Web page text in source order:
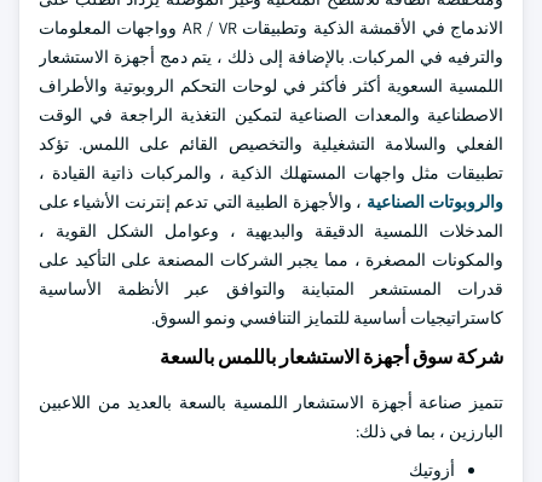
الاندماج في الأقمشة الذكية وتطبيقات AR / VR وواجهات المعلومات
والترفيه في المركبات. بالإضافة إلى ذلك ، يتم دمج أجهزة الاستشعار
اللمسية السعوية أكثر فأكثر في لوحات التحكم الروبوتية والأطراف
الاصطناعية والمعدات الصناعية لتمكين التغذية الراجعة في الوقت
الفعلي والسلامة التشغيلية والتخصيص القائم على اللمس. تؤكد
تطبيقات مثل واجهات المستهلك الذكية ، والمركبات ذاتية القيادة ،
والروبوتات الصناعية ، والأجهزة الطبية التي تدعم إنترنت الأشياء على
المدخلات اللمسية الدقيقة والبديهية ، وعوامل الشكل القوية ،
والمكونات المصغرة ، مما يجبر الشركات المصنعة على التأكيد على
قدرات المستشعر المتباينة والتوافق عبر الأنظمة الأساسية
كاستراتيجيات أساسية للتمايز التنافسي ونمو السوق.
شركة سوق أجهزة الاستشعار باللمس بالسعة
تتميز صناعة أجهزة الاستشعار اللمسية بالسعة بالعديد من اللاعبين
البارزين ، بما في ذلك:
أزوتيك